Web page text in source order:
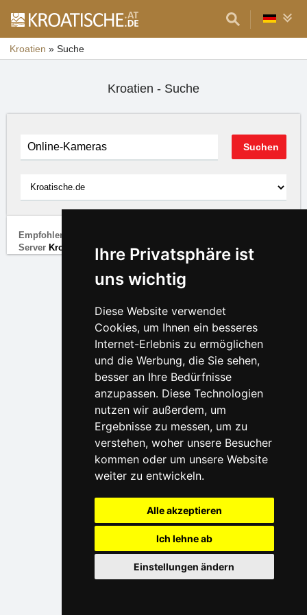
Ihre Privatsphäre ist
uns wichtig
Diese Website verwendet
Cookies, um Ihnen ein besseres
Internet-Erlebnis zu ermöglichen
und die Werbung, die Sie sehen,
besser an Ihre Bedürfnisse
anzupassen. Diese Technologien
nutzen wir außerdem, um
Ergebnisse zu messen, um zu
verstehen, woher unsere Besucher
kommen oder um unsere Website
weiter zu entwickeln.
Alle akzeptieren
Ich lehne ab
Einstellungen ändern
Kroatien » Suche
Kroatien - Suche
Empfohlene Google-Links und darunter die Ergebnisse vom
Server Kroatische.de